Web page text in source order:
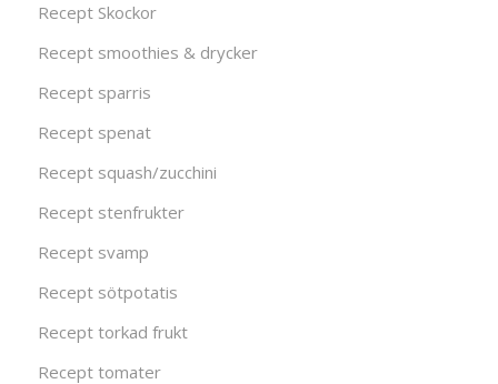
Recept Skockor
Recept smoothies & drycker
Recept sparris
Recept spenat
Recept squash/zucchini
Recept stenfrukter
Recept svamp
Recept sötpotatis
Recept torkad frukt
Recept tomater